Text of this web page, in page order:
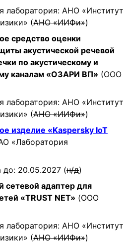
лаборатория: АНО «Институт
(АНО «ИИФи»)
средство оценки
акустической речевой
по акустическому и
каналам «ОЗАРИ ВП» (ООО
лаборатория: АНО «Институт
(АНО «ИИФи»)
изделие «Kaspersky IoT
«Лаборатория
до: 20.05.2027 (н/д)
сетевой адаптер для
«TRUST NET» (ООО
лаборатория: АНО «Институт
(АНО «ИИФи»)